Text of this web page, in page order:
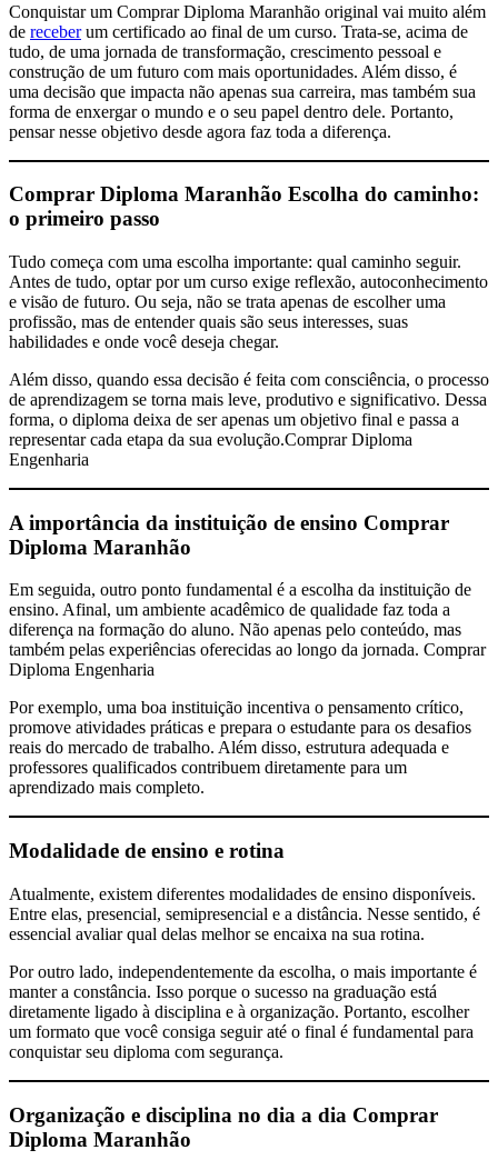
Conquistar um Comprar Diploma Maranhão original vai muito além
de receberum certificado ao final de um curso. Trata-se, acima de
tudo, de uma jornada de transformação, crescimento pessoal e
construção de um futuro com mais oportunidades. Além disso, é
uma decisão que impacta não apenas sua carreira, mas também sua
forma de enxergar o mundo e o seu papel dentro dele. Portanto,
pensar nesse objetivo desde agora faz toda a diferença.
Comprar Diploma Maranhão Escolha do caminho:
o primeiro passo
Tudo começa com uma escolha importante: qual caminho seguir.
Antes de tudo, optar por um curso exige reflexão, autoconhecimento
e visão de futuro. Ou seja, não se trata apenas de escolher uma
profissão, mas de entender quais são seus interesses, suas
habilidades e onde você deseja chegar.
Além disso, quando essa decisão é feita com consciência, o processo
de aprendizagem se torna mais leve, produtivo e significativo. Dessa
forma, o diploma deixa de ser apenas um objetivo final e passa a
representar cada etapa da sua evolução.Comprar Diploma
Engenharia
A importância da instituição de ensino Comprar
Diploma Maranhão
Em seguida, outro ponto fundamental é a escolha da instituição de
ensino. Afinal, um ambiente acadêmico de qualidade faz toda a
diferença na formação do aluno. Não apenas pelo conteúdo, mas
também pelas experiências oferecidas ao longo da jornada. Comprar
Diploma Engenharia
Por exemplo, uma boa instituição incentiva o pensamento crítico,
promove atividades práticas e prepara o estudante para os desafios
reais do mercado de trabalho. Além disso, estrutura adequada e
professores qualificados contribuem diretamente para um
aprendizado mais completo.
Modalidade de ensino e rotina
Atualmente, existem diferentes modalidades de ensino disponíveis.
Entre elas, presencial, semipresencial e a distância. Nesse sentido, é
essencial avaliar qual delas melhor se encaixa na sua rotina.
Por outro lado, independentemente da escolha, o mais importante é
manter a constância. Isso porque o sucesso na graduação está
diretamente ligado à disciplina e à organização. Portanto, escolher
um formato que você consiga seguir até o final é fundamental para
conquistar seu diploma com segurança.
Organização e disciplina no dia a dia Comprar
Diploma Maranhão